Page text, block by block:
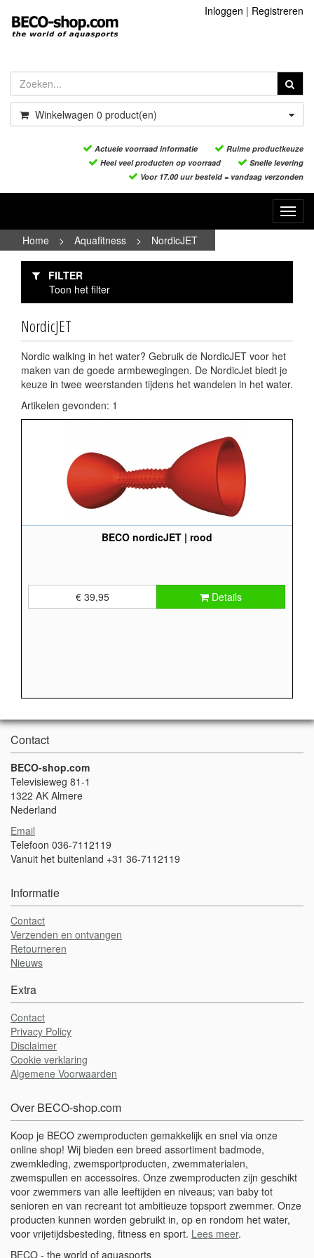
Inloggen | Registreren
Winkelwagen 0 product(en)
Actuele voorraad informatie
Ruime productkeuze
Heel veel producten op voorraad
Snelle levering
Voor 17.00 uur besteld = vandaag verzonden
Home
> Aquafitness > NordicJET
FILTER
Toon het filter
NordicJET
Nordic walking in het water? Gebruik de NordicJET voor het
maken van de goede armbewegingen. De NordicJet biedt je
keuze in twee weerstanden tijdens het wandelen in het water.
Artikelen gevonden: 1
BECO nordicJET | rood
€ 39,95 Details
Contact
BECO-shop.com
Televisieweg 81-1
1322 AK Almere
Nederland
Email
Telefoon 036-7112119
Vanuit het buitenland +31 36-7112119
Informatie
Contact
Verzenden en ontvangen
Retourneren
Nieuws
Extra
Contact
Privacy Policy
Disclaimer
Cookie verklaring
Algemene Voorwaarden
Over BECO-shop.com
Koop je BECO zwemproducten gemakkelijk en snel via onze
online shop! Wij bieden een breed assortiment badmode,
zwemkleding, zwemsportproducten, zwemmaterialen,
zwemspullen en accessoires. Onze zwemproducten zijn geschikt
voor zwemmers van alle leeftijden en niveaus; van baby tot
senioren en van recreant tot ambitieuze topsport zwemmer. Onze
producten kunnen worden gebruikt in, op en rondom het water,
voor vrijetijdsbesteding, fitness en sport. Lees meer.
BECO - the world of aquasports